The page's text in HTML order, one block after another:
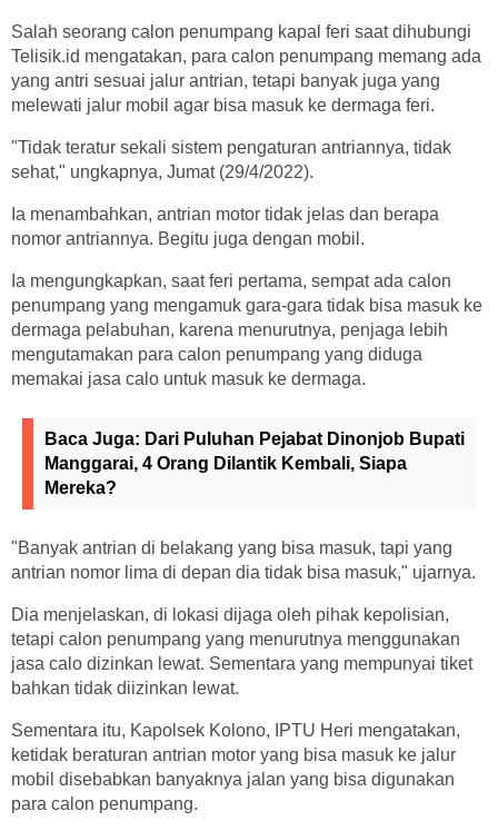
Salah seorang calon penumpang kapal feri saat dihubungi
Telisik.id mengatakan, para calon penumpang memang ada
yang antri sesuai jalur antrian, tetapi banyak juga yang
melewati jalur mobil agar bisa masuk ke dermaga feri.
"Tidak teratur sekali sistem pengaturan antriannya, tidak
sehat," ungkapnya, Jumat (29/4/2022).
Ia menambahkan, antrian motor tidak jelas dan berapa
nomor antriannya. Begitu juga dengan mobil.
Ia mengungkapkan, saat feri pertama, sempat ada calon
penumpang yang mengamuk gara-gara tidak bisa masuk ke
dermaga pelabuhan, karena menurutnya, penjaga lebih
mengutamakan para calon penumpang yang diduga
memakai jasa calo untuk masuk ke dermaga.
Baca Juga: Dari Puluhan Pejabat Dinonjob Bupati
Manggarai, 4 Orang Dilantik Kembali, Siapa
Mereka?
"Banyak antrian di belakang yang bisa masuk, tapi yang
antrian nomor lima di depan dia tidak bisa masuk," ujarnya.
Dia menjelaskan, di lokasi dijaga oleh pihak kepolisian,
tetapi calon penumpang yang menurutnya menggunakan
jasa calo dizinkan lewat. Sementara yang mempunyai tiket
bahkan tidak diizinkan lewat.
Sementara itu, Kapolsek Kolono, IPTU Heri mengatakan,
ketidak beraturan antrian motor yang bisa masuk ke jalur
mobil disebabkan banyaknya jalan yang bisa digunakan
para calon penumpang.